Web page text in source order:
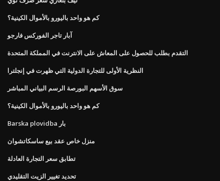
كم هو واحد باليورو بالأموال الكينية؟
آبار تاجر الفوركس فارجو
التقدم بطلب للحصول على المعاش على الانترنت في المملكة المتحدة
النظرية الأولى للتجارة الدولية التي ظهرت في إنجلترا
سوق الأسهم البورصة الرسم البياني المباشر
كم هو واحد باليورو بالأموال الكينية؟
Barska plovidba بار
منزل خاص عقد بيع ساسكاتشوان
تطابق سعر التجارة العادلة
تحديد تغيير الزيت التقليدي